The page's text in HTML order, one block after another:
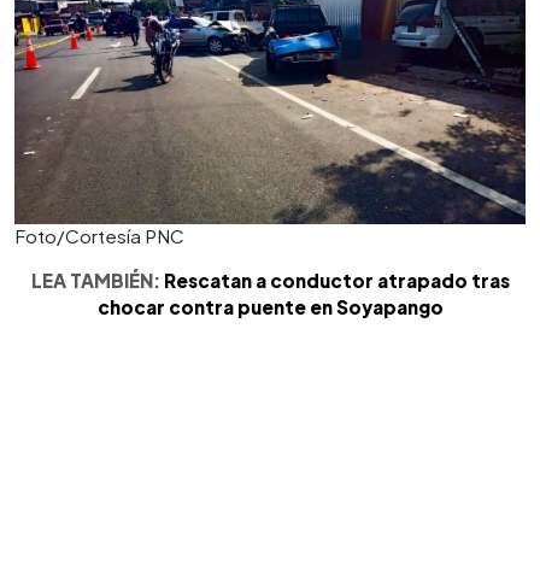
Foto/Cortesía PNC
LEA TAMBIÉN: Rescatan a conductor atrapado tras
chocar contra puente en Soyapango